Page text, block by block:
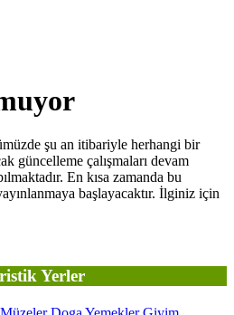
şu an itibariyle herhangi bir
güncelleme çalışmaları devam
En kısa zamanda bu
başlayacaktır. İlginiz için
Yerler